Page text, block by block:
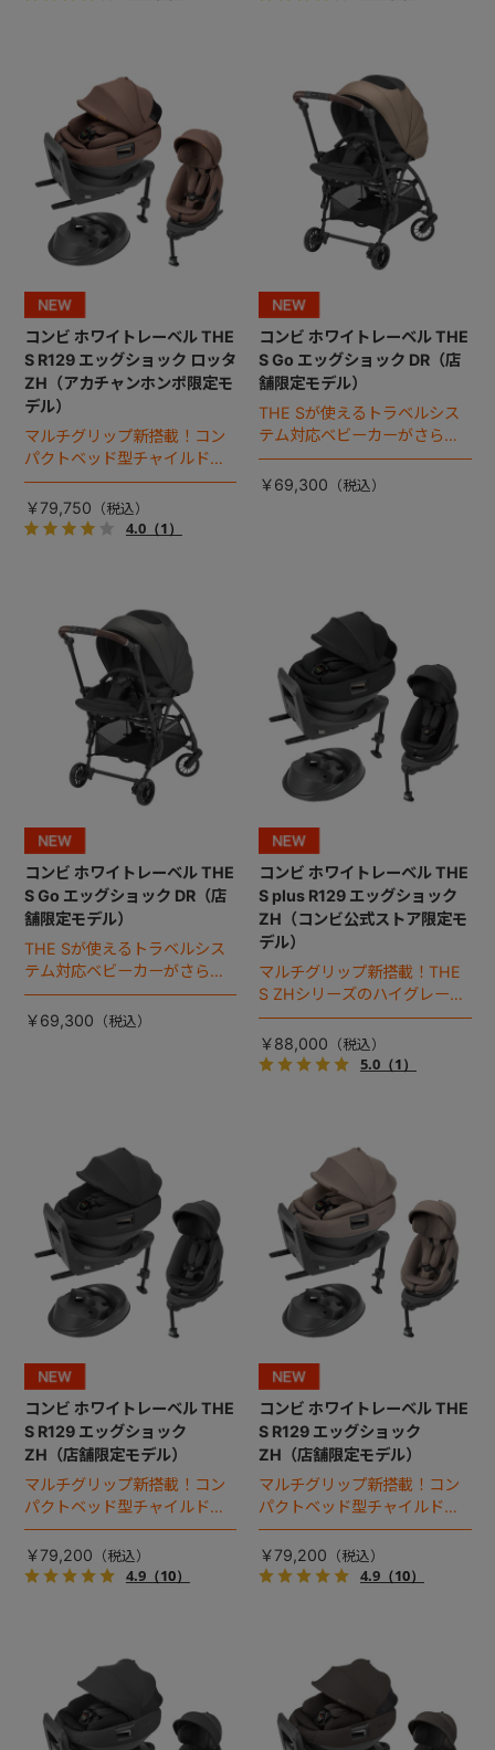
コンビ ホワイトレーベル THE
S R129 エッグショック ロッタ
ZH（アカチャンホンポ限定モ
デル）
マルチグリップ新搭載！コン
パクトベッド型チャイルドシ
ート（2026年モデル）。
￥79,750
4.0（1）
コンビ ホワイトレーベル THE
S Go エッグショック DR（店
舗限定モデル）
THE Sが使えるトラベルシス
テム対応ベビーカーがさらに
進化！
￥69,300
コンビ ホワイトレーベル THE
S Go エッグショック DR（店
舗限定モデル）
THE Sが使えるトラベルシス
テム対応ベビーカーがさらに
進化！
￥69,300
コンビ ホワイトレーベル THE
S plus R129 エッグショック
ZH（コンビ公式ストア限定モ
デル）
マルチグリップ新搭載！THE
S ZHシリーズのハイグレード
モデル（2026年モデル）。
￥88,000
5.0（1）
コンビ ホワイトレーベル THE
S R129 エッグショック
ZH（店舗限定モデル）
マルチグリップ新搭載！コン
パクトベッド型チャイルドシ
ート（2026年モデル）。
￥79,200
4.9（10）
コンビ ホワイトレーベル THE
S R129 エッグショック
ZH（店舗限定モデル）
マルチグリップ新搭載！コン
パクトベッド型チャイルドシ
ート（2026年モデル）。
￥79,200
4.9（10）